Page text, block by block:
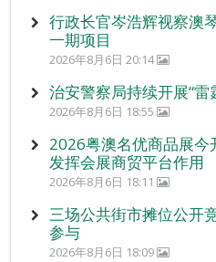
行政长官岑浩辉视察澳
一期项目
2026年8月6日 20:14
治安警察局持续开展“雷
2026年8月6日 18:55
2026粤澳名优商品展今
发挥会展商贸平台作用
2026年8月6日 18:11
三场公共街市摊位公开
参与
2026年8月6日 18:09